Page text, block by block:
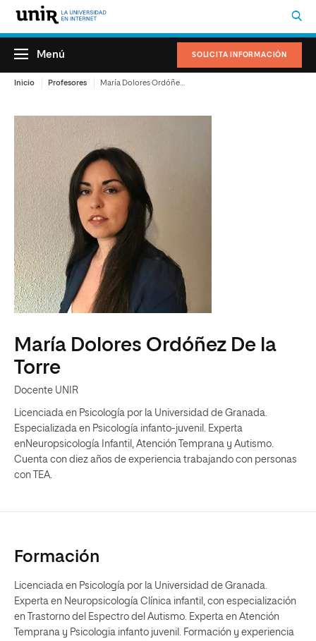
SOLICITA INFORMACIÓN
Menú
Inicio Profesores
María Dolores Ordóñez De la
Torre
Docente UNIR
Licenciada en Psicología por la Universidad de Granada.
Especializada en Psicología infanto-juvenil. Experta
enNeuropsicología Infantil, Atención Temprana y Autismo.
Cuenta con diez años de experiencia trabajando con personas
con TEA.
Formación
Licenciada en Psicología por la Universidad de Granada.
Experta en Neuropsicología Clínica infantil, con especialización
en Trastorno del Espectro del Autismo. Experta en Atención
Temprana y Psicologia infanto juvenil. Formación y experiencia